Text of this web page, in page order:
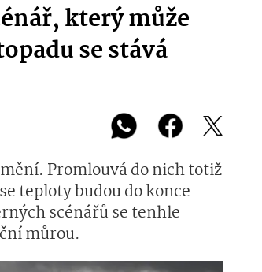
který může
se stává
Promlouvá do nich totiž
teploty budou do konce
scénářů se tenhle
můrou.